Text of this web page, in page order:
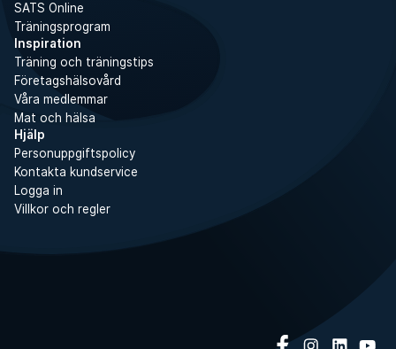
SATS Online
Träningsprogram
Inspiration
Träning och träningstips
Företagshälsovård
Våra medlemmar
Mat och hälsa
Hjälp
Personuppgiftspolicy
Kontakta kundservice
Logga in
Villkor och regler